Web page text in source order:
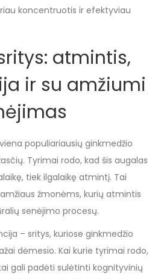
koncentruotis ir efektyviau
atmintis,
ir su amžiumi
populiariausių ginkmedžio
Tyrimai rodo, kad šis augalas
tiek ilgalaikę atmintį. Tai
žmonėms, kurių atmintis
senėjimo procesų.
– sritys, kuriose ginkmedžio
dėmesio. Kai kurie tyrimai rodo,
gali padėti sulėtinti kognityvinių